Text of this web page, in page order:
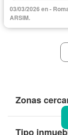
Recámara con
Zonas verdes
03/03/2026 en -
ARSIM.
Zonas
Tipo